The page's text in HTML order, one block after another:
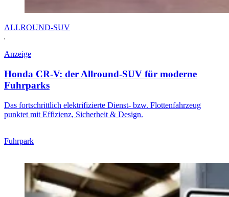
ALLROUND-SUV
Anzeige
Honda CR-V: der Allround-SUV für moderne
Fuhrparks
Das fortschrittlich elektrifizierte Dienst- bzw. Flottenfahrzeug
punktet mit Effizienz, Sicherheit & Design.
Fuhrpark